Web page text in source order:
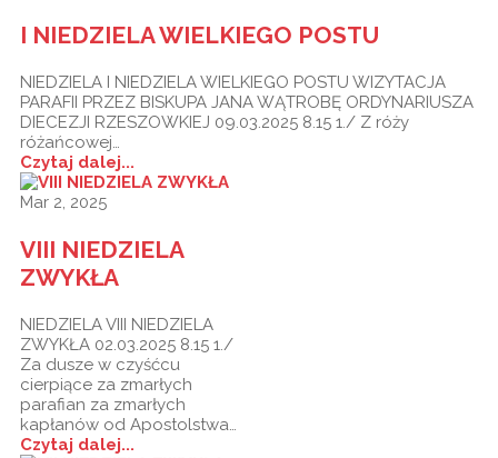
I NIEDZIELA WIELKIEGO POSTU
NIEDZIELA I NIEDZIELA WIELKIEGO POSTU WIZYTACJA
PARAFII PRZEZ BISKUPA JANA WĄTROBĘ ORDYNARIUSZA
DIECEZJI RZESZOWKIEJ 09.03.2025 8.15 1./ Z róży
różańcowej…
Czytaj dalej...
Mar 2, 2025
VIII NIEDZIELA
ZWYKŁA
NIEDZIELA VIII NIEDZIELA
ZWYKŁA 02.03.2025 8.15 1./
Za dusze w czyśćcu
cierpiące za zmarłych
parafian za zmarłych
kapłanów od Apostolstwa…
Czytaj dalej...